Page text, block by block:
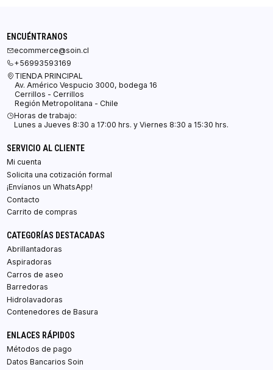
ENCUÉNTRANOS
ecommerce@soin.cl
+56993593169
TIENDA PRINCIPAL
Av. Américo Vespucio 3000, bodega 16
Cerrillos - Cerrillos
Región Metropolitana - Chile
Horas de trabajo:
Lunes a Jueves 8:30 a 17:00 hrs. y Viernes 8:30 a 15:30 hrs.
SERVICIO AL CLIENTE
Mi cuenta
Solicita una cotización formal
¡Envíanos un WhatsApp!
Contacto
Carrito de compras
CATEGORÍAS DESTACADAS
Abrillantadoras
Aspiradoras
Carros de aseo
Barredoras
Hidrolavadoras
Contenedores de Basura
ENLACES RÁPIDOS
Métodos de pago
Datos Bancarios Soin